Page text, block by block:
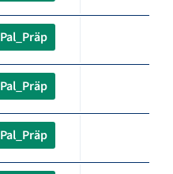
Pal_Präp
Pal_Präp
Pal_Präp